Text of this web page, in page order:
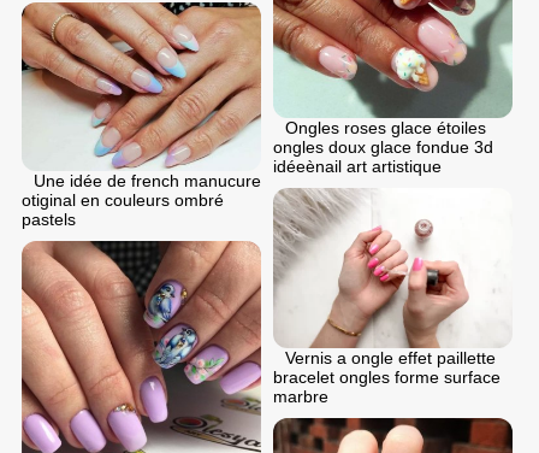
Ongles roses glace étoiles
ongles doux glace fondue 3d
idéeènail art artistique
Une idée de french manucure
otiginal en couleurs ombré
pastels
Vernis a ongle effet paillette
bracelet ongles forme surface
marbre